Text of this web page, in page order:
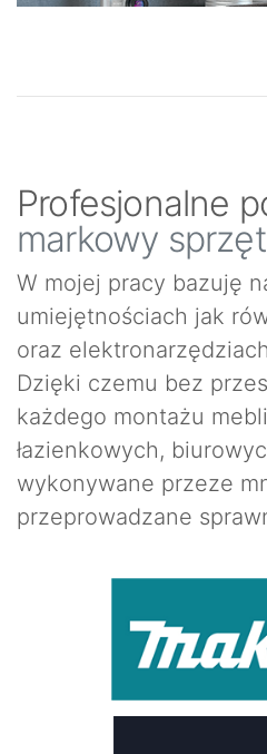
Profesjonalne
markowy
W mojej pracy bazuję
umiejętnościach jak
oraz
Dzięki czemu bez
każdego montażu
łazienkowych,
wykonywane przeze
przeprowadzane